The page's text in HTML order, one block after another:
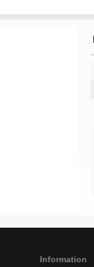
Information